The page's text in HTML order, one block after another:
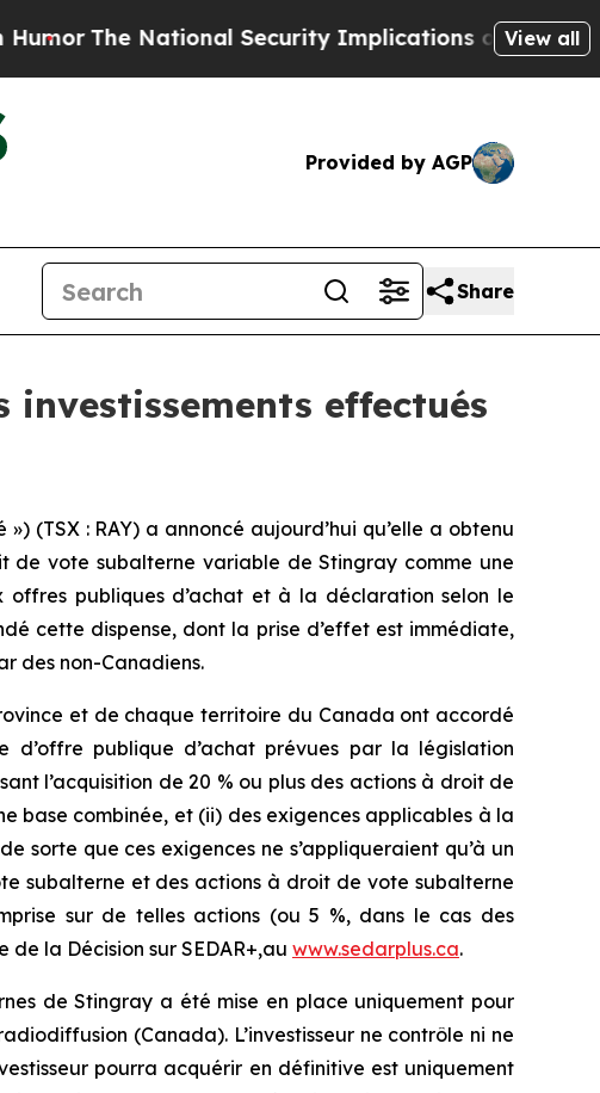
The National Security Implications of BuildingView all
Provided by AGP
Share
effectués
(TSX : RAY) a annoncé aujourd’hui qu’elle a obtenu
vote subalterne variable de Stingray comme une
publiques d’achat et à la déclaration selon le
cette dispense, dont la prise d’effet est immédiate,
des non-Canadiens.
et de chaque territoire du Canada ont accordé
d’offre publique d’achat prévues par la législation
l’acquisition de 20 % ou plus des actions à droit de
base combinée, et (ii) des exigences applicables à la
sorte que ces exigences ne s’appliqueraient qu’à un
subalterne et des actions à droit de vote subalterne
sur de telles actions (ou 5 %, dans le cas des
la Décision sur SEDAR+,au www.sedarplus.ca.
de Stingray a été mise en place uniquement pour
(Canada). L’investisseur ne contrôle ni ne
pourra acquérir en définitive est uniquement